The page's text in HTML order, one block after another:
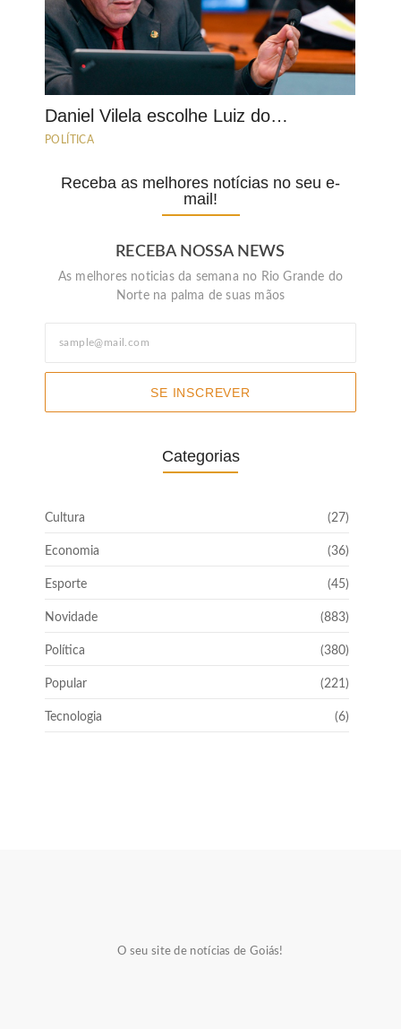
Daniel Vilela escolhe Luiz do…
POLÍTICA
Receba as melhores notícias no seu e-
mail!
RECEBA NOSSA NEWS
As melhores noticias da semana no Rio Grande do
Norte na palma de suas mãos
SE INSCREVER
Categorias
Cultura (27)
Economia (36)
Esporte (45)
Novidade (883)
Política (380)
Popular (221)
Tecnologia (6)
O seu site de notícias de Goiás!